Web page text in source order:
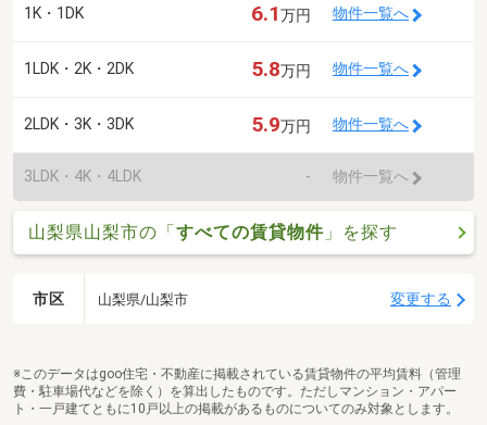
1K・1DK 6.1万円 物件一覧へ
1LDK・2K・2DK 5.8万円 物件一覧へ
2LDK・3K・3DK 5.9万円 物件一覧へ
3LDK・4K・4LDK - 物件一覧へ
山梨県山梨市の「すべての賃貸物件 」を探す
市区 山梨県/山梨市 変更する
※このデータはgoo住宅・不動産に掲載されている賃貸物件の平均賃料（管理
費・駐車場代などを除く）を算出したものです。ただしマンション・アパー
ト・一戸建てともに10戸以上の掲載があるものについてのみ対象とします。